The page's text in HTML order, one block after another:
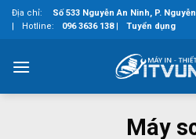
SkipĐịa chỉ:
Số 533 Nguyễn An Ninh, P.
|
Hotline: 096 3636 138 | Tuyển dụng
Máy